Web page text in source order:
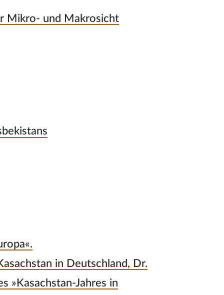
Mikro- und Makrosicht
in Deutschland, Dr.
»Kasachstan-Jahres in